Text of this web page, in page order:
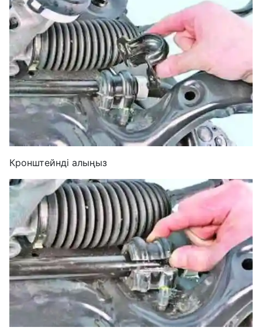
Кронштейнді алыңыз